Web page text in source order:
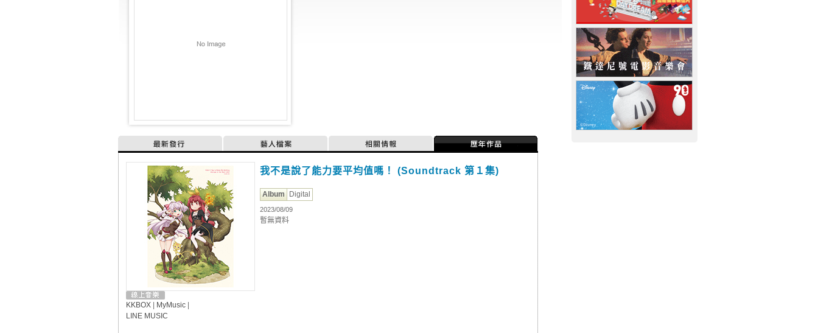
最新發行 藝人檔案 相關情報 歷年作品
KKBOX MyMusic
LINE MUSIC
我不是說了能力要平均值嗎！ (Soundtrack 第１集)
Album Digital
2023/08/09
暫無資料